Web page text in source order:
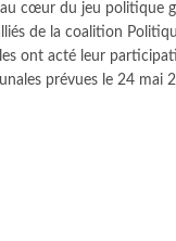
cœur du jeu politique
de la coalition
ont acté leur
prévues le 24 mai